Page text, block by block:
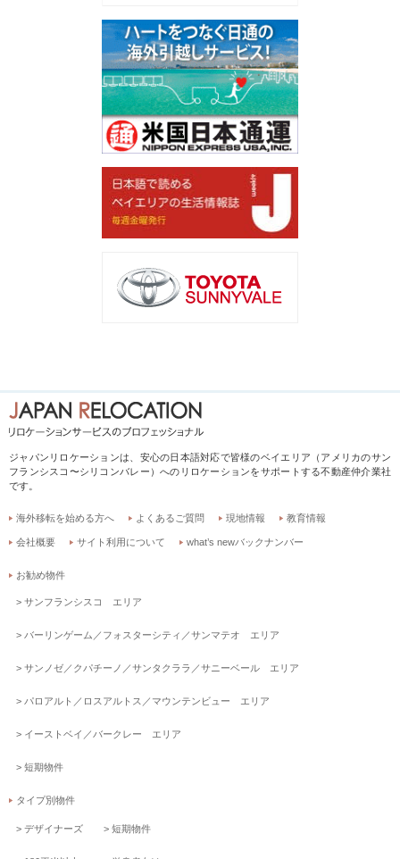
ジャパンリロケーションは、安心の日本語対応で皆様のベイエリア（アメリカのサン
フランシスコ〜シリコンバレー）へのリロケーションをサポートする不動産仲介業社
です。
海外移転を始める方へ よくあるご質問 現地情報 教育情報
会社概要 サイト利用について what’s newバックナンバー
お勧め物件
サンフランシスコ エリア
バーリンゲーム／フォスターシティ／サンマテオ エリア
サンノゼ／クパチーノ／サンタクララ／サニーベール エリア
パロアルト／ロスアルトス／マウンテンビュー エリア
イーストベイ／バークレー エリア
短期物件
タイプ別物件
デザイナーズ 短期物件